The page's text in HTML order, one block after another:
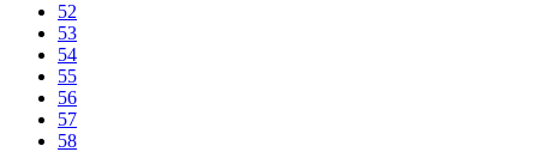
52
53
54
55
56
57
58